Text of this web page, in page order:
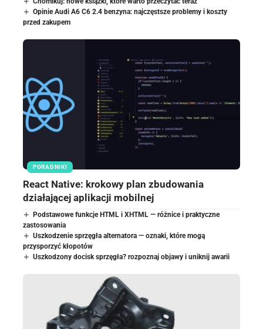
Opinie Audi A6 C6 2.4 benzyna: najczęstsze problemy i koszty
przed zakupem
PORADNIKI
React Native: krokowy plan zbudowania
działającej aplikacji mobilnej
Podstawowe funkcje HTML i XHTML — różnice i praktyczne
zastosowania
Uszkodzenie sprzęgła alternatora — oznaki, które mogą
przysporzyć kłopotów
Uszkodzony docisk sprzęgła? rozpoznaj objawy i uniknij awarii